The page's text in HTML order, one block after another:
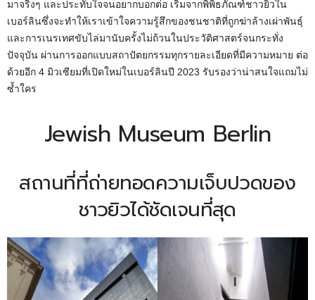
มาจริงๆ และประทับใจจนอยากบอกต่อ เริ่มจากพิพิธภัณฑ์ชาวยิวใน
เบอร์ลินซึ่งจะทำให้เราเข้าใจความรู้สึกของชนชาติที่ถูกฆ่าล้างเผ่าพันธุ์
และการเนรเทศขับไล่มานับครั้งไม่ถ้วนในประวัติศาสตร์จนกระทั่ง
ปัจจุบัน ผ่านการออกแบบสถาปัตยกรรมทุกรายละเอียดที่มีความหมาย ต่อ
ด้วยอีก 4 มิวเซียมที่เปิดใหม่ในเบอร์ลินปี 2023 รับรองว่าน่าสนใจแถมไม่
ซ้ำใคร
Jewish Museum Berlin
สถานที่ที่ถ่ายทอดความเจ็บปวดของ
ชาวยิวได้ชัดเจนที่สุด